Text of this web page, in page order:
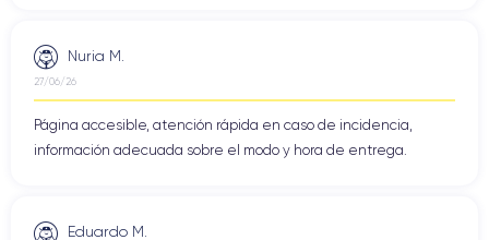
Nuria M.
27/06/26
Página accesible, atención rápida en caso de incidencia,
información adecuada sobre el modo y hora de entrega.
Eduardo M.